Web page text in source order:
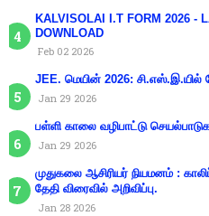
KALVISOLAI I.T FORM 2026 -
DOWNLOAD
Feb 02 2026
JEE. மெயின் 2026:
Jan 29 2026
பள்ளி காலை வழிபாட்டு
Jan 29 2026
முதுகலை ஆசிரியர் நியமனம் :
தேதி விரைவில் அறிவிப்பு.
Jan 28 2026